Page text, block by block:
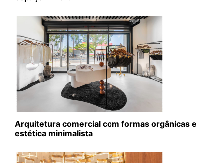
Arquitetura comercial com formas orgânicas e
estética minimalista